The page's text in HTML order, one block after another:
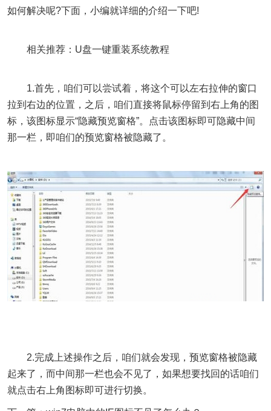
如何解决呢?下面，小编就详细的介绍一下吧!
相关推荐：U盘一键重装系统教程
1.首先，咱们可以尝试着，将这个可以左右拉伸的窗口
拉到右边的位置，之后，咱们直接将鼠标停留到右上角的图
标，该图标显示“隐藏预览窗格”。点击该图标即可隐藏中间
那一栏，即咱们的预览窗格被隐藏了。
2.完成上述操作之后，咱们就会发现，预览窗格被隐藏
起来了，而中间那一栏也会不见了，如果想要找回的话咱们
就点击右上角图标即可进行切换。